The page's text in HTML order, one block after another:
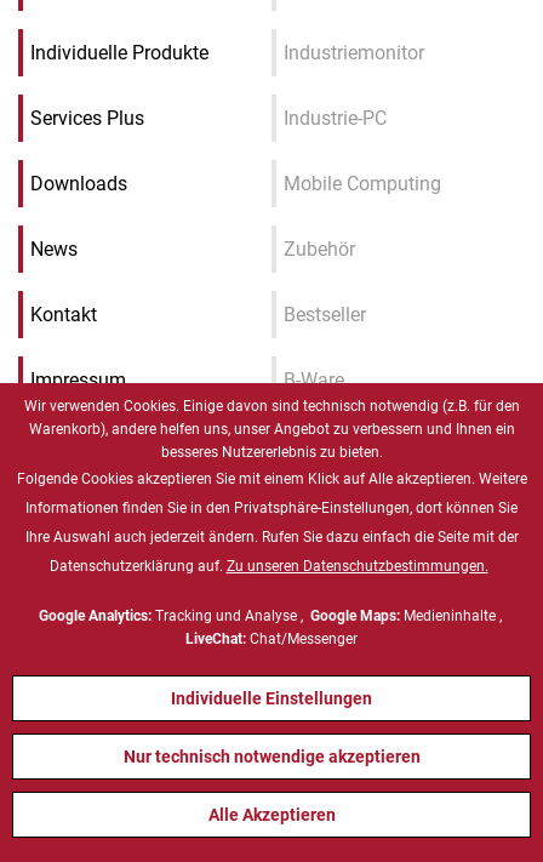
Individuelle Produkte
Services Plus
Downloads
News
Kontakt
Impressum
Datenschutz
AGB
Industriemonitor
Industrie-PC
Mobile Computing
Zubehör
Bestseller
B-Ware
Medizinische Hardware
Marine Hardware
ATEX Computing
Defense Computing
Lösungen
Industrielle Automation
Partner
Winmate
Wir verwenden Cookies. Einige davon sind technisch notwendig (z.B. für den
Warenkorb), andere helfen uns, unser Angebot zu verbessern und Ihnen ein
besseres Nutzererlebnis zu bieten.
Folgende Cookies akzeptieren Sie mit einem Klick auf Alle akzeptieren. Weitere
Informationen finden Sie in den Privatsphäre-Einstellungen, dort können Sie
Ihre Auswahl auch jederzeit ändern. Rufen Sie dazu einfach die Seite mit der
Datenschutzerklärung auf. Zu unseren Datenschutzbestimmungen.
Google Analytics:Tracking und Analyse , Google Maps:Medieninhalte ,
LiveChat: Chat/Messenger
Individuelle Einstellungen
Nur technisch notwendige akzeptieren
Alle Akzeptieren